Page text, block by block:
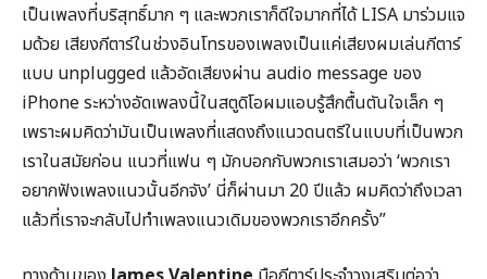
เป็นเพลงที่บริสุทธิ์มาก ๆ และพวกเราก็ดีใจมากที่ได้ LISA มาร่วมแจ
มด้วย เสียงกีตาร์ในช่วงอินโทรของเพลงเป็นแค่เสียงผมเล่นกีตาร์
แบบ unplugged แล้วอัดเสียงผ่าน audio message ของ
iPhone ระหว่างอัดเพลงนี้ในสตูดิโอผมแอบรู้สึกตื้นตันใจเล็ก ๆ
เพราะผมคิดว่ามันเป็นเพลงที่แสดงถึงแนวดนตรีในแบบที่เป็นพวก
เราในสมัยก่อน แนวที่แฟน ๆ มักบอกกับพวกเราเสมอว่า ‘พวกเรา
อยากฟังเพลงแนวนั้นอีกจัง’ นี่ก็ผ่านมา 20 ปีแล้ว ผมคิดว่าถึงเวลา
แล้วที่เราจะกลับไปทำเพลงแนวเดิมของพวกเราอีกครั้ง”